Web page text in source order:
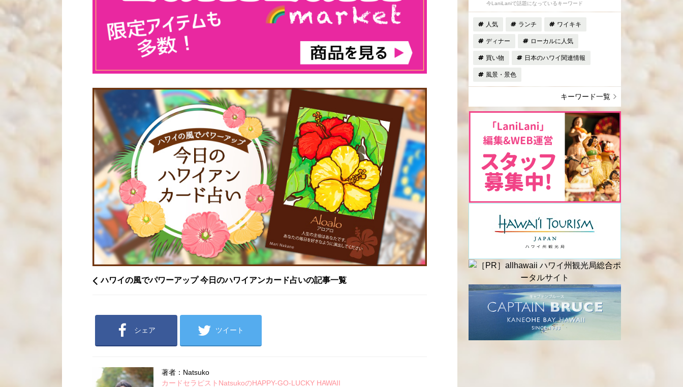
ハワイの風でパワーアップ 今日のハワイアンカード占いの記事一覧
シェア ツイート
著者：Natsuko
カードセラピストNatsukoのHAPPY-GO-LUCKY HAWAII
今LaniLaniで話題になっているキーワード
人気 ランチ ワイキキ
ディナー ローカルに人気
買い物 日本のハワイ関連情報
風景・景色
キーワード一覧